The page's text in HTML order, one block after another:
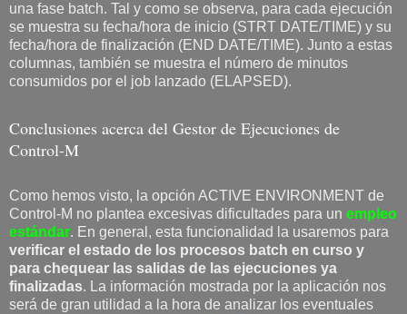
una fase batch. Tal y como se observa, para cada ejecución
se muestra su fecha/hora de inicio (STRT DATE/TIME) y su
fecha/hora de finalización (END DATE/TIME). Junto a estas
columnas, también se muestra el número de minutos
consumidos por el job lanzado (ELAPSED).
Conclusiones acerca del Gestor de Ejecuciones de
Control-M
Como hemos visto, la opción ACTIVE ENVIRONMENT de
Control-M no plantea excesivas dificultades para un empleo
estándar. En general, esta funcionalidad la usaremos para
verificar el estado de los procesos batch en curso y
para chequear las salidas de las ejecuciones ya
finalizadas. La información mostrada por la aplicación nos
será de gran utilidad a la hora de analizar los eventuales